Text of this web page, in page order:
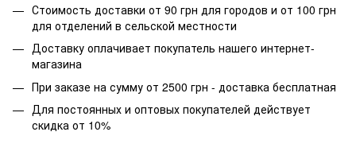
Стоимость доставки от 90 грн для городов и от 100 грн
для отделений в сельской местности
Доставку оплачивает покупатель нашего интернет-
магазина
При заказе на сумму от 2500 грн - доставка бесплатная
Для постоянных и оптовых покупателей действует
скидка от 10%